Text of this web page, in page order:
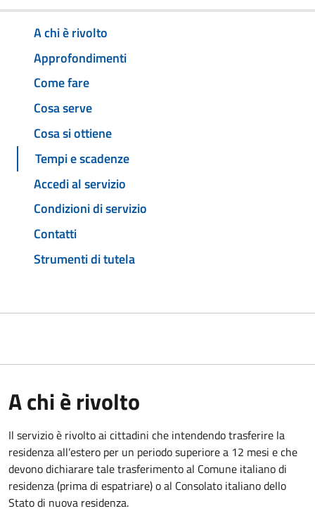
A chi è rivolto
Approfondimenti
Come fare
Cosa serve
Cosa si ottiene
Tempi e scadenze
Accedi al servizio
Condizioni di servizio
Contatti
Strumenti di tutela
A chi è rivolto
Il servizio è rivolto ai cittadini che intendendo trasferire la
residenza all’estero per un periodo superiore a 12 mesi e che
devono dichiarare tale trasferimento al Comune italiano di
residenza (prima di espatriare) o al Consolato italiano dello
Stato di nuova residenza.